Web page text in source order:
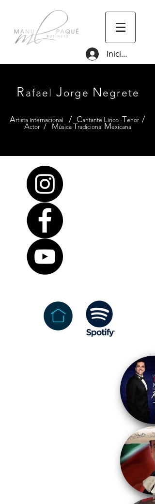
Iniciar sesión
R afael J orge N egrete
Artista Internacional / Cantante Lírico -Tenor /
Actor/ Música Tradicional Mexicana